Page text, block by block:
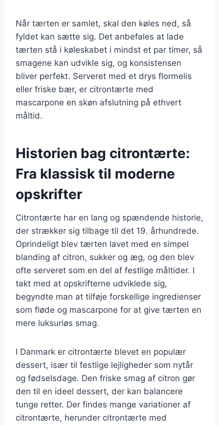
Når tærten er samlet, skal den køles ned, så
fyldet kan sætte sig. Det anbefales at lade
tærten stå i køleskabet i mindst et par timer, så
smagene kan udvikle sig, og konsistensen
bliver perfekt. Serveret med et drys flormelis
eller friske bær, er citrontærte med
mascarpone en skøn afslutning på ethvert
måltid.
Historien bag citrontærte:
Fra klassisk til moderne
opskrifter
Citrontærte har en lang og spændende historie,
der strækker sig tilbage til det 19. århundrede.
Oprindeligt blev tærten lavet med en simpel
blanding af citron, sukker og æg, og den blev
ofte serveret som en del af festlige måltider. I
takt med at opskrifterne udviklede sig,
begyndte man at tilføje forskellige ingredienser
som fløde og mascarpone for at give tærten en
mere luksuriøs smag.
I Danmark er citrontærte blevet en populær
dessert, især til festlige lejligheder som nytår
og fødselsdage. Den friske smag af citron gør
den til en ideel dessert, der kan balancere
tunge retter. Der findes mange variationer af
citrontærte, herunder citrontærte med